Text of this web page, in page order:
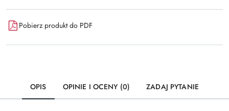
Pobierz produkt do PDF
OPIS OPINIE I OCENY (0) ZADAJ PYTANIE